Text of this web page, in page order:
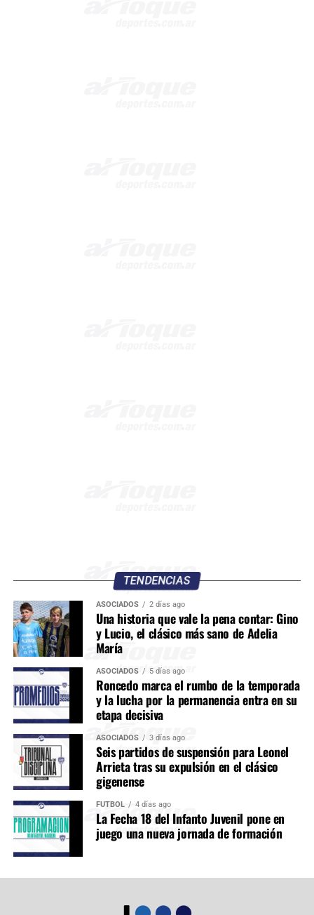
TENDENCIAS
ASOCIADOS 2 días ago
Una historia que vale la pena contar: Gino
y Lucio, el clásico más sano de Adelia
María
ASOCIADOS 5 días ago
Roncedo marca el rumbo de la temporada
y la lucha por la permanencia entra en su
etapa decisiva
ASOCIADOS 3 días ago
Seis partidos de suspensión para Leonel
Arrieta tras su expulsión en el clásico
gigenense
FÚTBOL 4 días ago
La Fecha 18 del Infanto Juvenil pone en
juego una nueva jornada de formación